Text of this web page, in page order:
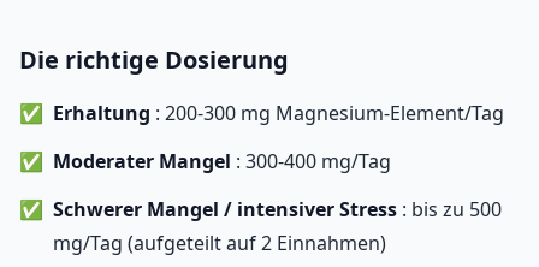
Die richtige Dosierung
Erhaltung : 200-300 mg Magnesium-Element/Tag
Moderater Mangel : 300-400 mg/Tag
Schwerer Mangel / intensiver Stress : bis zu 500
mg/Tag (aufgeteilt auf 2 Einnahmen)